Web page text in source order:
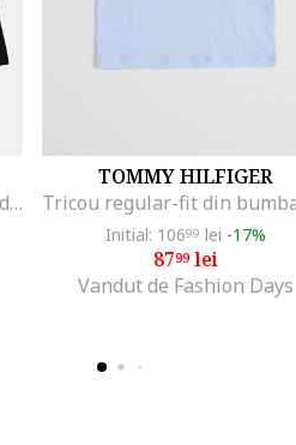
Bluza din bumbac organic cu detaliu logo, Negru
TOMMY HILFIGER
Initial: 10699 lei -17%
8799lei
Vandut de Fashion Days